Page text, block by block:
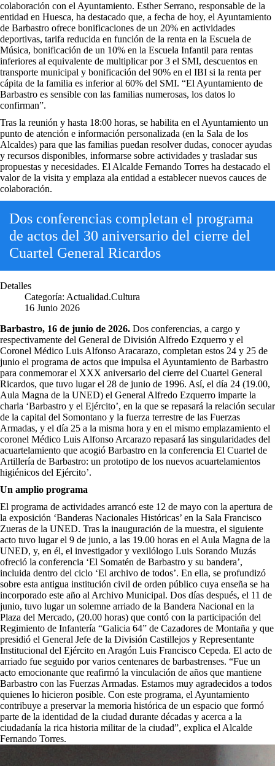
colaboración con el Ayuntamiento. Esther Serrano, responsable de la
entidad en Huesca, ha destacado que, a fecha de hoy, el Ayuntamiento
de Barbastro ofrece bonificaciones de un 20% en actividades
deportivas, tarifa reducida en función de la renta en la Escuela de
Música, bonificación de un 10% en la Escuela Infantil para rentas
inferiores al equivalente de multiplicar por 3 el SMI, descuentos en
transporte municipal y bonificación del 90% en el IBI si la renta per
cápita de la familia es inferior al 60% del SMI. “El Ayuntamiento de
Barbastro es sensible con las familias numerosas, los datos lo
confirman”.
Tras la reunión y hasta 18:00 horas, se habilita en el Ayuntamiento un
punto de atención e información personalizada (en la Sala de los
Alcaldes) para que las familias puedan resolver dudas, conocer ayudas
y recursos disponibles, informarse sobre actividades y trasladar sus
propuestas y necesidades. El Alcalde Fernando Torres ha destacado el
valor de la visita y emplaza ala entidad a establecer nuevos cauces de
colaboración.
Dos conferencias completan el programa
de actos del 30 aniversario del cierre del
Cuartel General Ricardos
Detalles
Categoría: Actualidad.Cultura
16 Junio 2026
Barbastro, 16 de junio de 2026. Dos conferencias, a cargo y
respectivamente del General de División Alfredo Ezquerro y el
Coronel Médico Luis Alfonso Aracarazo, completan estos 24 y 25 de
junio el programa de actos que impulsa el Ayuntamiento de Barbastro
para conmemorar el XXX aniversario del cierre del Cuartel General
Ricardos, que tuvo lugar el 28 de junio de 1996. Así, el día 24 (19.00,
Aula Magna de la UNED) el General Alfredo Ezquerro imparte la
charla ‘Barbastro y el Ejército’, en la que se repasará la relación secular
de la capital del Somontano y la fuerza terrestre de las Fuerzas
Armadas, y el día 25 a la misma hora y en el mismo emplazamiento el
coronel Médico Luis Alfonso Arcarazo repasará las singularidades del
acuartelamiento que acogió Barbastro en la conferencia El Cuartel de
Artillería de Barbastro: un prototipo de los nuevos acuartelamientos
higiénicos del Ejército’.
Un amplio programa
El programa de actividades arrancó este 12 de mayo con la apertura de
la exposición ‘Banderas Nacionales Históricas’ en la Sala Francisco
Zueras de la UNED. Tras la inauguración de la muestra, el siguiente
acto tuvo lugar el 9 de junio, a las 19.00 horas en el Aula Magna de la
UNED, y, en él, el investigador y vexilólogo Luis Sorando Muzás
ofreció la conferencia ‘El Somatén de Barbastro y su bandera’,
incluida dentro del ciclo ‘El archivo de todos’. En ella, se profundizó
sobre esta antigua institución civil de orden público cuya enseña se ha
incorporado este año al Archivo Municipal. Dos días después, el 11 de
junio, tuvo lugar un solemne arriado de la Bandera Nacional en la
Plaza del Mercado, (20.00 horas) que contó con la participación del
Regimiento de Infantería “Galicia 64” de Cazadores de Montaña y que
presidió el General Jefe de la División Castillejos y Representante
Institucional del Ejército en Aragón Luis Francisco Cepeda. El acto de
arriado fue seguido por varios centenares de barbastrenses. “Fue un
acto emocionante que reafirmó la vinculación de años que mantiene
Barbastro con las Fuerzas Armadas. Estamos muy agradecidos a todos
quienes lo hicieron posible. Con este programa, el Ayuntamiento
contribuye a preservar la memoria histórica de un espacio que formó
parte de la identidad de la ciudad durante décadas y acerca a la
ciudadanía la rica historia militar de la ciudad”, explica el Alcalde
Fernando Torres.